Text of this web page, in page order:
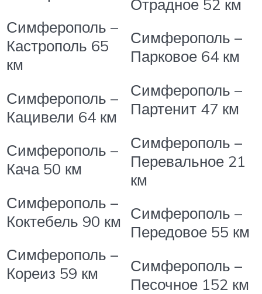
Симферополь –
Кастрополь 65
км
Симферополь –
Кацивели 64 км
Симферополь –
Кача 50 км
Симферополь –
Коктебель 90 км
Симферополь –
Кореиз 59 км
Отрадное 52 км
Симферополь –
Парковое 64 км
Симферополь –
Партенит 47 км
Симферополь –
Перевальное 21
км
Симферополь –
Передовое 55 км
Симферополь –
Песочное 152 км